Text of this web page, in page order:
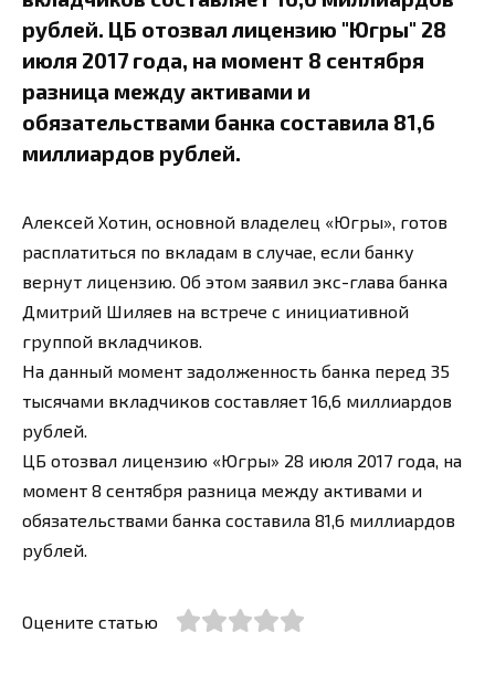
рублей. ЦБ отозвал лицензию "Югры" 28
июля 2017 года, на момент 8 сентября
разница между активами и
обязательствами банка составила 81,6
миллиардов рублей.
Алексей Хотин, основной владелец «Югры», готов
расплатиться по вкладам в случае, если банку
вернут лицензию. Об этом заявил экс-глава банка
Дмитрий Шиляев на встрече с инициативной
группой вкладчиков.
На данный момент задолженность банка перед 35
тысячами вкладчиков составляет 16,6 миллиардов
рублей.
ЦБ отозвал лицензию «Югры» 28 июля 2017 года, на
момент 8 сентября разница между активами и
обязательствами банка составила 81,6 миллиардов
рублей.
Оцените статью